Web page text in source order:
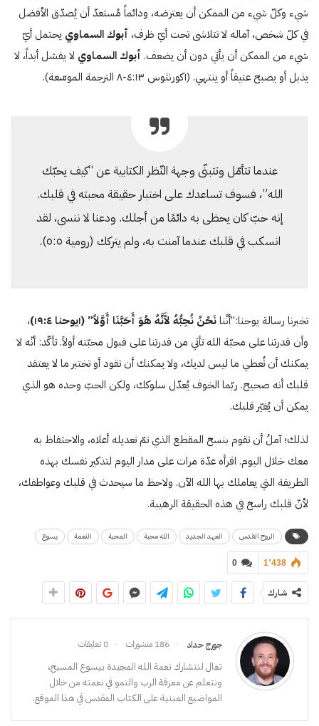
شيء وكلّ شيء من الممكن أن يعترضه، ودائماً مُستعدّ أن يُصدّق الأفضل
في كلّ شخص، آماله لا تتلاشى تحت أيّ ظرف، أبوك السماوي يحتمل أيّ
شيء من الممكن أن يأتي دون أن يضعف. أبوك السماوي لا يفشل أبداً، لا
يذبل أو يصبح عتيقاً أو ينتهي. (۱كورنثوس ٤:۱٣-٨ الترجمة الموسّعة).
عندما تتأمّل وتتبنّى وجهة النّظر الكتابية عن “كيف يحبّك
الله”، فسوف تساعدك على اختبار حقيقة محبته في قلبك.
إنه حبّ كان يحظى به دائمًا من أجلك. ودعنا لا ننسى، لقد
انسكب في قلبك عندما آمنت به، ولم يتركك (رومية ٥:٥).
تخبرنا رسالة يوحنا:”أنَّنانَحْنُ نُحِبُّهُ لأَنَّهُ هُوَ أَحَبَّنَا أَوَّلاً” (۱يوحنا ۱۹:٤ )،
وأن قدرتنا على محبّة الله تأتي من قدرتنا على قبول محبّته أولاً. تأكّد: أنّه لا
يمكنك أن تُعطي ما ليس لديك، ولا يمكنك أن تقود أو تختبر ما لا يعتقد
قلبك أنه صحيح. ربّما الخوف يُعدّل سلوكك، ولكن الحبّ وحده هو الذي
يمكن أن يُغيّر قلبك.
لذلك؛ آملُ أن تقوم بنسخ المقطع الذي تمّ تعديله أعلاه، والاحتفاظ به
معك خلال اليوم. اقرأه عدّة مرات على مدار اليوم لتذكير نفسك بهذه
الطريقة التي يعاملك بها الله الآن. ولاحظ ما سيحدث في قلبك وعواطفك،
لأنّ قلبك راسخ في هذه الحقيقة الرهيبة.
الروح القدس العهد الجديد الله محبة المحبة النعمة يسوع
0 1٬438
شارك
جورج حداد 186 منشورات 0 تعليقات
تعال لنتشارك نعمة الله المجيدة بيسوع المسيح،
ونتعلم عن معرفة الرب والنمو في نعمته من خلال
المواضيع المبنية على الكتاب المقدس في هذا الموقع.